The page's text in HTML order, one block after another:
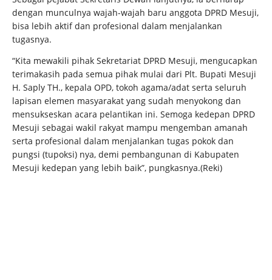
dengan munculnya wajah-wajah baru anggota DPRD Mesuji,
bisa lebih aktif dan profesional dalam menjalankan
tugasnya.
“Kita mewakili pihak Sekretariat DPRD Mesuji, mengucapkan
terimakasih pada semua pihak mulai dari Plt. Bupati Mesuji
H. Saply TH., kepala OPD, tokoh agama/adat serta seluruh
lapisan elemen masyarakat yang sudah menyokong dan
mensukseskan acara pelantikan ini. Semoga kedepan DPRD
Mesuji sebagai wakil rakyat mampu mengemban amanah
serta profesional dalam menjalankan tugas pokok dan
pungsi (tupoksi) nya, demi pembangunan di Kabupaten
Mesuji kedepan yang lebih baik”, pungkasnya.(Reki)